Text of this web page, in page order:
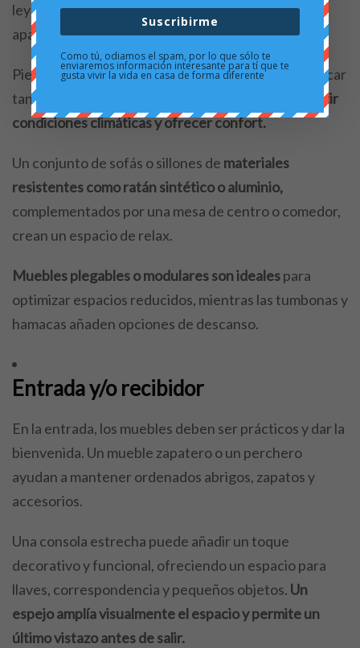
leyendo, si no es el caso te puedes saltar este
apartado.
Piensa que los muebles exteriores que vayas a colocar
tanto en una terraza, como en el jardín
deben resistir
condiciones climáticas y ofrecer confort.
Un conjunto de sofás o sillones de materiales
resistentes como ratán sintético o aluminio,
complementados por una mesa de centro o comedor,
crean un espacio de relax.
Muebles plegables o modulares son idealespara
optimizar espacios reducidos, mientras las tumbonas y
hamacas añaden opciones de descanso.
Entrada y/o recibidor
En la entrada, los muebles deben ser prácticos y dar la
bienvenida. Un mueble zapatero o un perchero
ayudan a mantener ordenados abrigos, zapatos y
accesorios.
Una consola estrecha puede añadir un toque
decorativo y funcional, ofreciendo un espacio para
llaves, correspondencia y pequeños objetos. Un
espejo amplía visualmente el espacio y permite un
último vistazo antes de salir.
Suscribirme
Como tú, odiamos el spam, por lo que sólo te
enviaremos información interesante para tí que te
gusta vivir la vida en casa de forma diferente